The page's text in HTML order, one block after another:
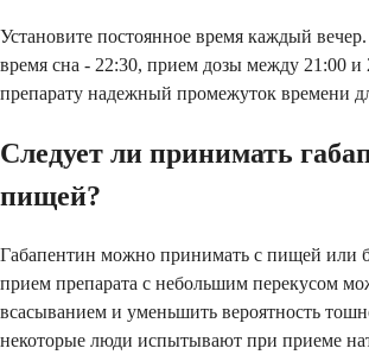
Установите постоянное время каждый
время сна - 22:30, прием дозы между 21:00 и
препарату надежный промежуток времени
Следует ли принимать
пищей?
Габапентин можно принимать с пищей или
прием препарата с небольшим перекусом
всасыванием и уменьшить вероятность
некоторые люди испытывают при приеме